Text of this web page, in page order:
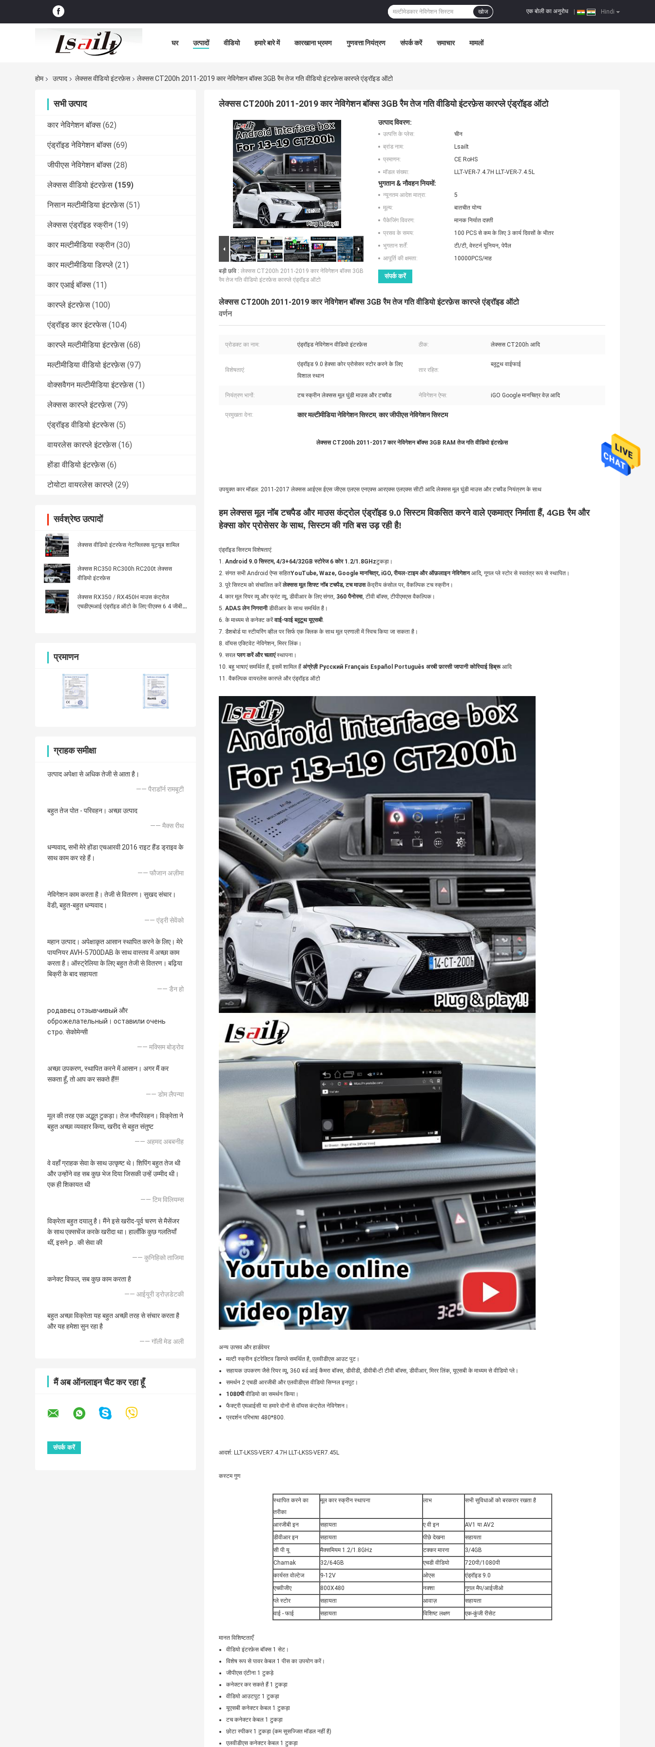
Hindi
एक बोली का अनुरोध
खोज
घर उत्पादों वीडियो हमारे बारे में कारखाना भ्रमण गुणवत्ता नियंत्रण संपर्क करें समाचार मामलों
होम उत्पाद लेक्सस वीडियो इंटरफ़ेस लेक्सस CT200h 2011-2019 कार नेविगेशन बॉक्स 3GB रैम तेज गति वीडियो इंटरफ़ेस कारप्ले एंड्रॉइड ऑटो
सभी उत्पाद
कार नेविगेशन बॉक्स (62)
एंड्रॉइड नेविगेशन बॉक्स (69)
जीपीएस नेविगेशन बॉक्स (28)
लेक्सस वीडियो इंटरफ़ेस (159)
निसान मल्टीमीडिया इंटरफ़ेस (51)
लेक्सस एंड्रॉइड स्क्रीन (19)
कार मल्टीमीडिया स्क्रीन (30)
कार मल्टीमीडिया डिस्प्ले (21)
कार एआई बॉक्स (11)
कारप्ले इंटरफ़ेस (100)
एंड्रॉइड कार इंटरफेस (104)
कारप्ले मल्टीमीडिया इंटरफ़ेस (68)
मल्टीमीडिया वीडियो इंटरफ़ेस (97)
वोक्सवैगन मल्टीमीडिया इंटरफ़ेस (1)
लेक्सस कारप्ले इंटरफ़ेस (79)
एंड्रॉइड वीडियो इंटरफेस (5)
वायरलेस कारप्ले इंटरफ़ेस (16)
होंडा वीडियो इंटरफ़ेस (6)
टोयोटा वायरलेस कारप्ले (29)
सर्वश्रेष्ठ उत्पादों
लेक्सस वीडियो इंटरफेस नेटफ्लिक्स यूट्यूब शामिल
लेक्सस RC350 RC300h RC200t लेक्सस
वीडियो इंटरफ़ेस
लेक्सस RX350 / RX450H माउस कंट्रोल
एचडीएमआई एंड्रॉइड ऑटो के लिए पीएक्स 6 4 जीबी
प्रमाणन
ग्राहक समीक्षा
उत्पाद अपेक्षा से अधिक तेजी से आता है।
—— पैराडॉर्न रामबूटी
बहुत तेज पोत - परिवहन। अच्छा उत्पाद
—— मैक्स रीथ
धन्यवाद, सभी मेरे होंडा एचआरवी 2016 राइट हैंड ड्राइव के
साथ काम कर रहे हैं।
—— फौजान अज़ीमा
नेविगेशन काम करता है। तेजी से वितरण। सुखद संचार।
वेंडी, बहुत-बहुत धन्यवाद।
—— एंड्री सेवेंको
महान उत्पाद। अपेक्षाकृत आसान स्थापित करने के लिए। मेरे
पायनियर AVH-5700DAB के साथ वास्तव में अच्छा काम
करता है। ऑस्ट्रेलिया के लिए बहुत तेजी से वितरण। बढ़िया
बिक्री के बाद सहायता
—— डैन हो
родавец отзывчивый और
оброжелательный। оставили очень
стро. सेकोमेन्सी
—— मक्सिम बोड्रोव
अच्छा उपकरण, स्थापित करने में आसान। अगर मैं कर
सकता हूँ, तो आप कर सकते हैं!!!
—— डोम लैपन्या
मूल की तरह एक अद्भुत टुकड़ा। तेज नौपरिवहन। विक्रेता ने
बहुत अच्छा व्यवहार किया, खरीद से बहुत संतुष्ट
—— अहमद अबबनीह
वे वहाँ ग्राहक सेवा के साथ उत्कृष्ट थे। शिपिंग बहुत तेज थी
और उन्होंने वह सब कुछ भेज दिया जिसकी उन्हें उम्मीद थी।
एक ही शिकायत थी
—— टिम विलियम्स
विक्रेता बहुत दयालु है। मैंने इसे खरीद-पूर्व चरण से मैसेंजर
के साथ एक्सचेंज करके खरीदा था। हालाँकि कुछ गलतियाँ
थीं, इसने p . की सेवा की
—— कुनिहिको ताजिमा
कनेक्ट विफल, सब कुछ काम करता है
—— आईयूरी ड्रोज़डेटकी
बहुत अच्छा विक्रेता यह बहुत अच्छी तरह से संचार करता है
और यह हमेशा सुन रहा है
—— गॉली मेड अली
मैं अब ऑनलाइन चैट कर रहा हूँ
लेक्सस CT200h 2011-2019 कार नेविगेशन बॉक्स 3GB रैम तेज गति वीडियो इंटरफ़ेस कारप्ले एंड्रॉइड ऑटो
बड़ी छवि : लेक्सस CT200h 2011-2019 कार नेविगेशन बॉक्स 3GB
रैम तेज गति वीडियो इंटरफ़ेस कारप्ले एंड्रॉइड ऑटो
उत्पाद विवरण:
उत्पत्ति के प्लेस:
चीन
ब्रांड नाम:
Lsailt
प्रमाणन:
CE RoHS
मॉडल संख्या:
LLT-VER-7.4.7H LLT-VER-7.4.5L
भुगतान & नौवहन नियमों:
न्यूनतम आदेश मात्रा:
5
मूल्य:
बातचीत योग्य
पैकेजिंग विवरण:
मानक निर्यात दफ़्ती
प्रसव के समय:
100 PCS से कम के लिए 3 कार्य दिवसों के भीतर
भुगतान शर्तें:
टी/टी, वेस्टर्न यूनियन, पेपैल
आपूर्ति की क्षमता:
10000PCS/माह
संपर्क करें
लेक्सस CT200h 2011-2019 कार नेविगेशन बॉक्स 3GB रैम तेज गति वीडियो इंटरफ़ेस कारप्ले एंड्रॉइड ऑटो
वर्णन
प्रोडक्ट का नाम: एंड्रॉइड नेविगेशन वीडियो इंटरफ़ेस ठीक: लेक्सस CT200h आदि
विशेषताएं:
एंड्रॉइड 9.0 हेक्सा कोर प्रोसेसर स्टोर करने के लिए
विशाल स्थान
तार रहित:
ब्लूटूथ वाईफाई
नियंत्रण भागों: टच स्क्रीन लेक्सस मूल घुंडी माउस और टचपैड नेविगेशन ऐप्स: iGO Google मानचित्र वेज़ आदि
प्रमुखता देना: कार मल्टीमीडिया नेविगेशन सिस्टम,कार जीपीएस नेविगेशन सिस्टम
लेक्सस CT200h 2011-2017 कार नेविगेशन बॉक्स 3GB RAM तेज गति वीडियो इंटरफ़ेस
उपयुक्त कार मॉडल: 2011-2017 लेक्सस आईएस ईएस जीएस एलएस एनएक्स आरएक्स एलएक्स सीटी आदि लेक्सस मूल घुंडी माउस और टचपैड नियंत्रण के साथ
हम लेक्सस मूल नॉब टचपैड और माउस कंट्रोल एंड्रॉइड 9.0 सिस्टम विकसित करने वाले एकमात्र निर्माता हैं, 4GB रैम और
हेक्सा कोर प्रोसेसर के साथ, सिस्टम की गति बस उड़ रही है!
एंड्रॉइड सिस्टम विशेषताएं:
1. Android 9.0 सिस्टम, 4/3+64/32GB स्टोरेज 6 कोर 1.2/1.8GHzटुकड़ा।
2. संगत सभी Android ऐप्स सहितYouTube, Waze, Google मानचित्र, iGO, रीयल-टाइम और ऑफ़लाइन नेविगेशनआदि, गूगल प्ले स्टोर से स्वतंत्र रूप से स्थापित।
3. पूरे सिस्टम को संचालित करेंलेक्सस मूल शिफ्ट नॉब टचपैड, टच माउसकेंद्रीय कंसोल पर, वैकल्पिक टच स्क्रीन।
4. कार मूल रियर व्यू और फ्रंट व्यू, डीवीआर के लिए संगत, 360 पैनोरमा, टीवी बॉक्स, टीपीएमएस वैकल्पिक।
5. ADAS लेन निगरानीडीवीआर के साथ समर्थित है।
6. के माध्यम से कनेक्ट करेंवाई-फाई ब्लूटूथ यूएसबी.
7. डैशबोर्ड या स्टीयरिंग व्हील पर सिर्फ एक क्लिक के साथ मूल प्रणाली में स्विच किया जा सकता है।
8. वॉयस एक्टिवेट नेविगेशन, मिरर लिंक।
9. सरल प्लग करें और चलाएंस्थापना।
10. बहु भाषाएं समर्थित हैं, इसमें शामिल हैं अंग्रेज़ी Pусский Français Español Português अरबी फ़ारसी जापानी कोरियाई हिब्रूआदि
11. वैकल्पिक वायरलेस कारप्ले और एंड्रॉइड ऑटो
अन्य उत्सव और हार्डवेयर
मल्टी स्क्रीन इंटरेक्टिव डिस्प्ले समर्थित है, एलवीडीएस आउट पुट।
सहायक उपकरण जैसे रियर व्यू, 360 बर्ड आई कैमरा बॉक्स, डीवीडी, डीवीबी-टी टीवी बॉक्स, डीवीआर, मिरर लिंक, यूएसबी के माध्यम से वीडियो प्ले।
समर्थन 2 एचडी आरजीबी और एलवीडीएस वीडियो सिग्नल इनपुट।
1080पीवीडियो का समर्थन किया।
फैक्ट्री एमआईसी या हमारे दोनों से वॉयस कंट्रोल नेविगेशन।
प्रदर्शन परिभाषा 480*800.
आदर्श: LLT-LKSS-VER7.4.7H LLT-LKSS-VER7.45L
कस्टम गुण
स्थापित करने का
तरीका
मूल कार स्क्रीन स्थापना लाभ सभी सुविधाओं को बरकरार रखता है
आरजीबी इन सहायता ए वी इन
AV1 या AV2
डीवीआर इन
सहायता पीछे देखना
सहायता
सी पी यू
मैक्समियम 1.2/1.8GHz टक्कर मारना
3/4GB
Chamak
32/64GB एचडी वीडियो
720पी/1080पी
कार्यरत वोल्टेज
9-12V ओएस
एंड्रॉइड 9.0
एचवीजीए
800X480 नक्शा
गूगल मैप/आईजीओ
प्ले स्टोर
सहायता आवाज़
सहायता
वाई - फाई
सहायता विशिष्ट लक्षण एक-कुंजी रीसेट
मानत विशिष्टताएँ
वीडियो इंटरफ़ेस बॉक्स 1 सेट।
विशेष रूप से पावर केबल 1 पीस का उपयोग करें।
जीपीएस एंटीना 1 टुकड़े
कनेक्टर कर सकते हैं 1 टुकड़ा
वीडियो आउटपुट 1 टुकड़ा
यूएसबी कनेक्टर केबल 1 टुकड़ा
टच कनेक्टर केबल 1 टुकड़ा
छोटा स्पीकर 1 टुकड़ा (कम सुसज्जित मॉडल नहीं है)
एलवीडीएस कनेक्टर केबल 1 टुकड़ा